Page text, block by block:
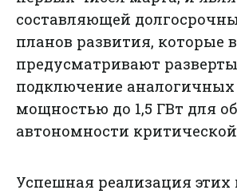
составляющей
планов развития, которые
предусматривают
подключение
мощностью до 1,5 ГВт для
автономности
Успешная реализация